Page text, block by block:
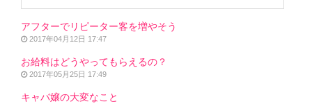
アフターでリピーター客を増やそう
2017年04月12日 17:47
お給料はどうやってもらえるの？
2017年05月25日 17:49
キャバ嬢の大変なこと